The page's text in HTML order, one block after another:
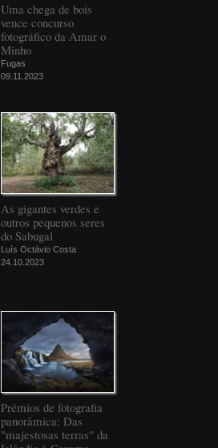
Uma chega de bois
vence concurso
fotográfico da Amar o
Minho
Fugas
09.11.2023
As gigantes verdes e
outros pequenos seres
do Sabugal
Luís Octávio Costa
24.10.2023
Prémios de fotografia
panorâmica: Das
"majestosas terras" da